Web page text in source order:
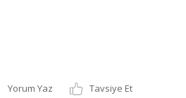
Yorum Yaz
Tavsiye Et